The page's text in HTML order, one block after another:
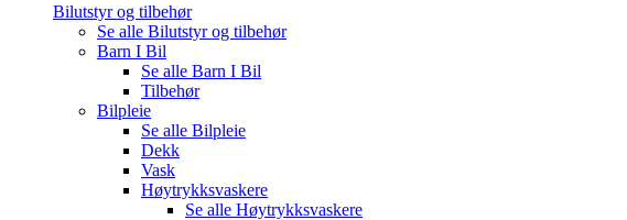
Bilutstyr og tilbehør
Se alle Bilutstyr og tilbehør
Barn I Bil
Se alle Barn I Bil
Tilbehør
Bilpleie
Se alle Bilpleie
Dekk
Vask
Høytrykksvaskere
Se alle Høytrykksvaskere